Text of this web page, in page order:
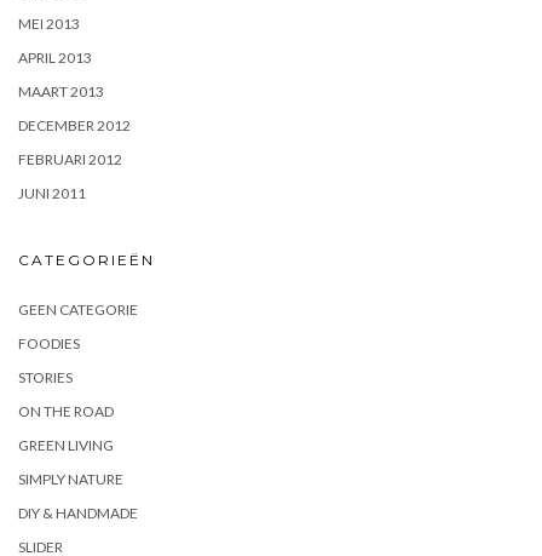
MEI 2013
APRIL 2013
MAART 2013
DECEMBER 2012
FEBRUARI 2012
JUNI 2011
CATEGORIEËN
GEEN CATEGORIE
FOODIES
STORIES
ON THE ROAD
GREEN LIVING
SIMPLY NATURE
DIY & HANDMADE
SLIDER